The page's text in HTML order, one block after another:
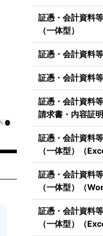
証憑・会計資料
（一体型）
証憑・会計資料
証憑・会計資料
証憑・会計資料
請求書・内容証
証憑・会計資料
（一体型）（
証憑・会計資料
（一体型）（
証憑・会計資料
（一体型）（